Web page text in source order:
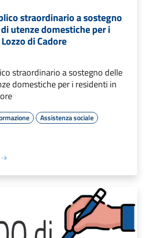
straordinario a sostegno
utenze domestiche per i
di Cadore
straordinario a sostegno delle
domestiche per i residenti in
Assistenza sociale